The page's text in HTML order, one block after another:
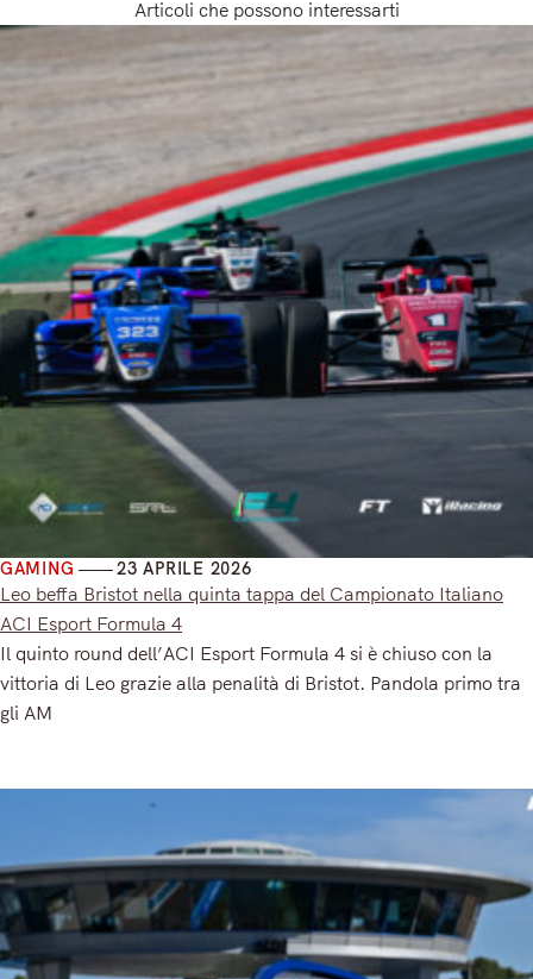
Articoli che possono interessarti
GAMING 23 APRILE 2026
Leo beffa Bristot nella quinta tappa del Campionato Italiano
ACI Esport Formula 4
Il quinto round dell’ACI Esport Formula 4 si è chiuso con la
vittoria di Leo grazie alla penalità di Bristot. Pandola primo tra
gli AM